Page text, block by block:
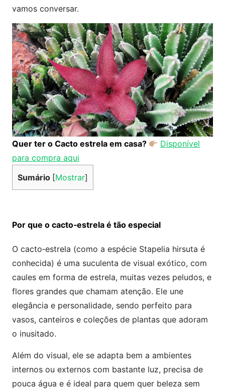
vamos conversar.
Quer ter o Cacto estrela em casa?
Disponível
para compra aqui
Sumário [Mostrar]
Por que o cacto‑estrela é tão especial
O cacto‑estrela (como a espécie Stapelia hirsuta é
conhecida) é uma suculenta de visual exótico, com
caules em forma de estrela, muitas vezes peludos, e
flores grandes que chamam atenção. Ele une
elegância e personalidade, sendo perfeito para
vasos, canteiros e coleções de plantas que adoram
o inusitado.
Além do visual, ele se adapta bem a ambientes
internos ou externos com bastante luz, precisa de
pouca água e é ideal para quem quer beleza sem